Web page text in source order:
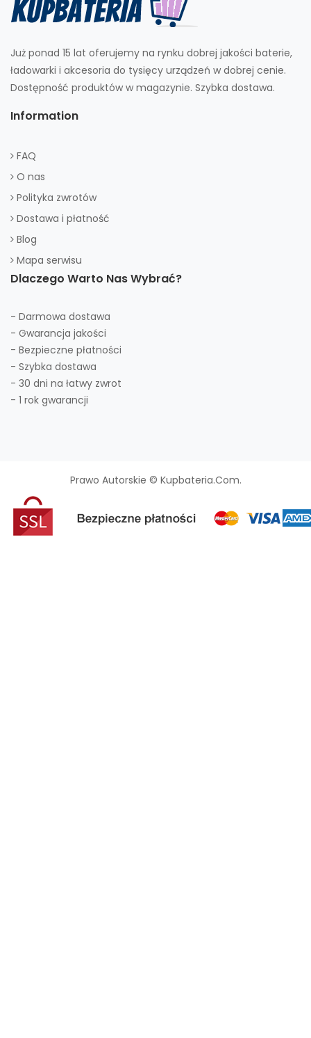
Już ponad 15 lat oferujemy na rynku dobrej jakości baterie,
ładowarki i akcesoria do tysięcy urządzeń w dobrej cenie.
Dostępność produktów w magazynie. Szybka dostawa.
Information
FAQ
O nas
Polityka zwrotów
Dostawa i płatność
Blog
Mapa serwisu
Dlaczego Warto Nas Wybrać?
- Darmowa dostawa
- Gwarancja jakości
- Bezpieczne płatności
- Szybka dostawa
- 30 dni na łatwy zwrot
- 1 rok gwarancji
Prawo Autorskie © Kupbateria.com.